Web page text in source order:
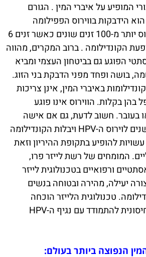
המופיע על איברי המין . הגורם
הידבקות בווירוס הפפילומה
האנושי (HPV). לווירוס יותר מ-100 זנים שונים כאשר זנים 6
הקונדילומה . ברוב המקרים, מהווה
הפוגע גם בביטחון העצמי ומביא
בושה ופחד מפני הדבקת בני הזוג.
באיברי המין, אינן צריכות
בקלות. הווירוס אינו פוגע
בעובר. חשוב לדעת, גם אם אישה
בהריון נחשפה לפני שנים לוירוס ה-HPV ויבלות הקונדילומה
להופיע בתקופת ההיריון וזאת
המומחים של רשת לייזר פרו,
ורפואיים בטכנולוגית לייזר
יעילה, מהירה ובטוחה בנשים
טכנולוגית הלייזר הוכחה
הנפוצה ביותר בעולם: